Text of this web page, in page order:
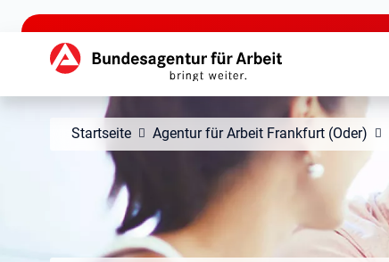
zu den Hauptinhalten springen
Hauptnavigation
Startseite Agentur für Arbeit Frankfurt (Oder)